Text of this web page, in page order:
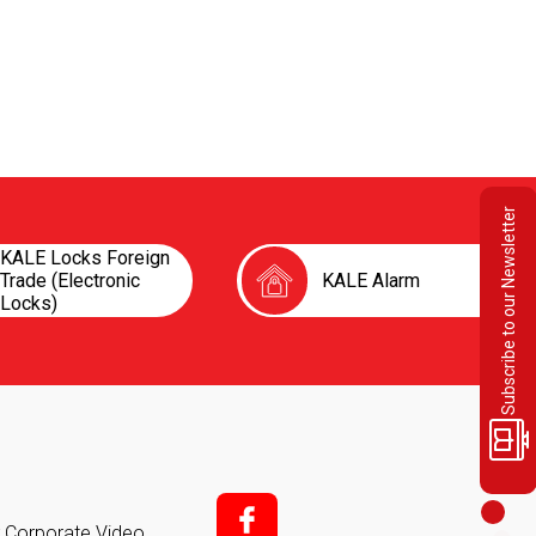
Subscribe to our Newsletter
KALE Locks Foreign
Trade (Electronic
Locks)
KALE Alarm
f;